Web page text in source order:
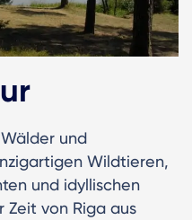
und
Wildtieren,
und idyllischen
Zeit von Riga aus